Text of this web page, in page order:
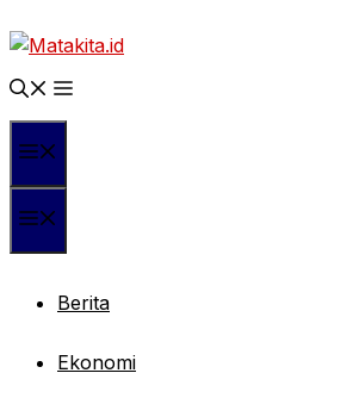
ke
isi
Berita
Ekonomi